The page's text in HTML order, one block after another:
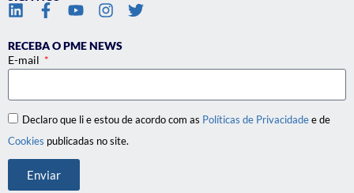
RECEBA O PME NEWS
E-mail
Declaro que li e estou de acordo com as Políticas de Privacidadee de
Cookies publicadas no site.
Enviar